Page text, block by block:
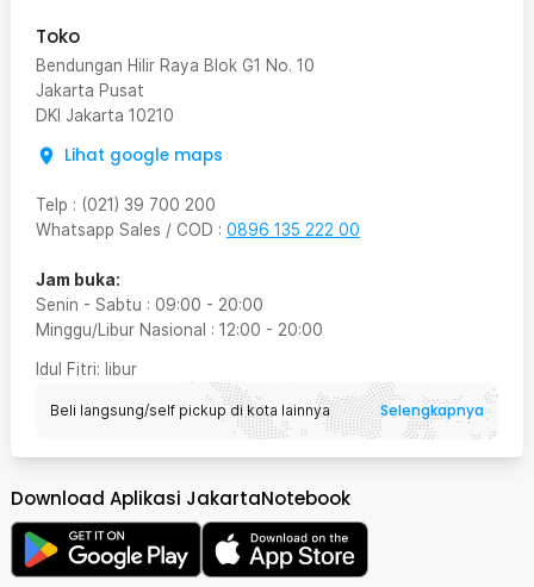
Toko
Bendungan Hilir Raya Blok G1 No. 10
Jakarta Pusat
DKI Jakarta 10210
Lihat google maps
Telp : (021) 39 700 200
Whatsapp Sales / COD : 0896 135 222 00
Jam buka:
Senin - Sabtu : 09:00 - 20:00
Minggu/Libur Nasional : 12:00 - 20:00
Idul Fitri: libur
Beli langsung/self pickup di kota lainnya Selengkapnya
Download Aplikasi JakartaNotebook